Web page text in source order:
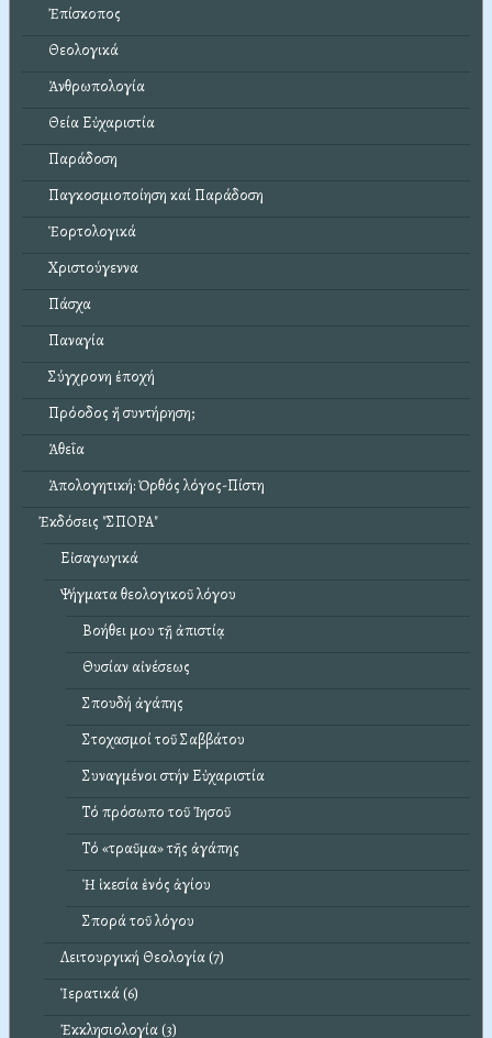
Ἐπίσκοπος
Θεολογικά
Ἀνθρωπολογία
Θεία Εὐχαριστία
Παράδοση
Παγκοσμιοποίηση καί Παράδοση
Ἑορτολογικά
Χριστούγεννα
Πάσχα
Παναγία
Σύγχρονη ἐποχή
Πρόοδος ἤ συντήρηση;
Ἀθεΐα
Ἀπολογητική: Ὀρθός λόγος-Πίστη
Ἐκδόσεις "ΣΠΟΡΑ"
Εἰσαγωγικά
Ψήγματα θεολογικοῦ λόγου
Βοήθει μου τῇ ἀπιστίᾳ
Θυσίαν αἰνέσεως
Σπουδή ἀγάπης
Στοχασμοί τοῦ Σαββάτου
Συναγμένοι στήν Εὐχαριστία
Τό πρόσωπο τοῦ Ἰησοῦ
Τό «τραῦμα» τῆς ἀγάπης
Ἡ ἱκεσία ἑνός ἁγίου
Σπορά τοῦ λόγου
Λειτουργική Θεολογία (7)
Ἱερατικά (6)
Ἐκκλησιολογία (3)